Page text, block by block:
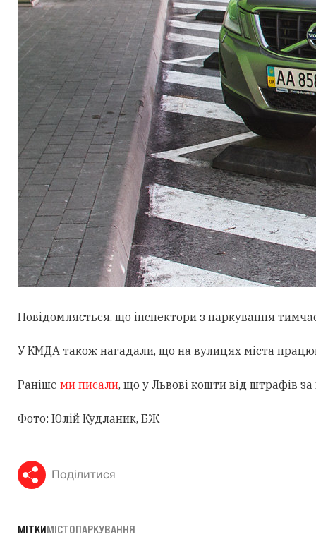
Повідомляється, що інспектори з паркування
У КМДА також нагадали, що на вулицях міста
Раніше ми писали, що у Львові кошти від штрафів
Фото: Юлій Кудланик, БЖ
Поділитися
МІТКИМІСТОПАРКУВАННЯ